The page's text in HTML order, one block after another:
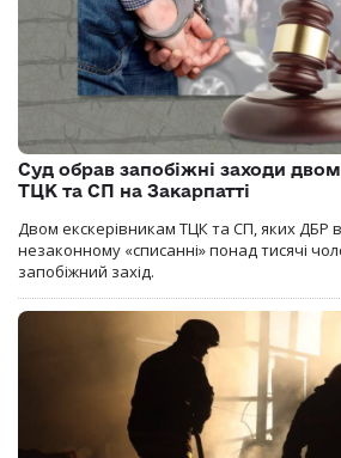
Суд обрав запобіжні заходи
ТЦК та СП на Закарпатті
Двом екскерівникам ТЦК та СП, яких ДБР
незаконному «списанні» понад тисячі
запобіжний захід.